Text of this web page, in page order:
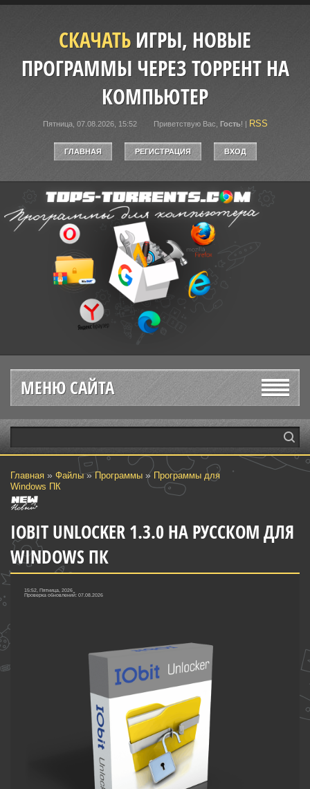
СКАЧАТЬИГРЫ, НОВЫЕ
ПРОГРАММЫ ЧЕРЕЗ ТОРРЕНТ НА
КОМПЬЮТЕР
Пятница, 07.08.2026, 15:52 Приветствую Вас Гость! | RSS
ГЛАВНАЯ РЕГИСТРАЦИЯ ВХОД
МЕНЮ САЙТА
Главная » Файлы»Программы » Программы для
Windows ПК
IOBIT UNLOCKER 1.3.0 НА РУССКОМ ДЛЯ
WINDOWS ПК
15:52, Пятница, 2026
Проверка обновлений: 07.08.2026